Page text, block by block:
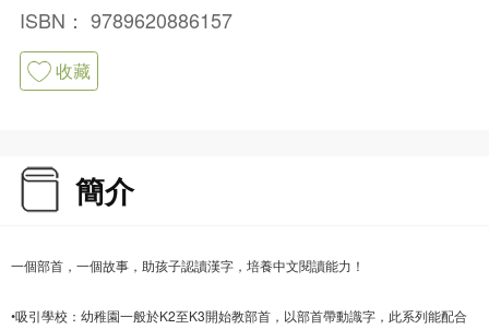
ISBN： 9789620886157
收藏
簡介
一個部首，一個故事，助孩子認讀漢字，培養中文閱讀能力！
•吸引學校：幼稚園一般於K2至K3開始教部首，以部首帶動識字，此系列能配合